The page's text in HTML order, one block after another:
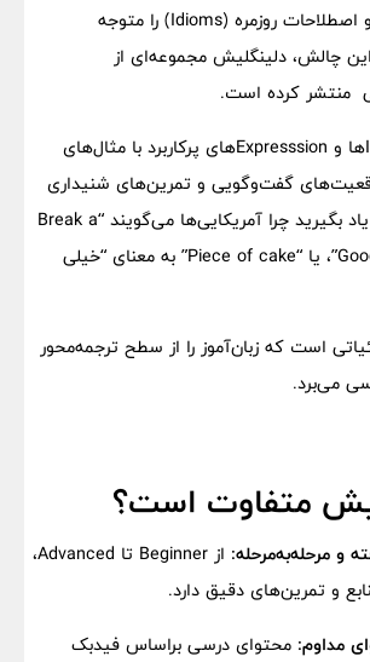
افراد بومی، جملات و اصطلاحات روزمره (Idioms) را متوجه
چالش، دلینگلیش مجموعه‌ای از
کرده است.
در این بخش، Idiomها و Expresssionهای پرکاربرد با مثال‌های
گفت‌وگویی و تمرین‌های شنیداری
همراه شده‌اند. مثلاً یاد بگیرید چرا آمریکایی‌ها می‌گویند “Break a
leg!” به‌جای “Good luck”، یا “Piece of cake” به معنای “خیلی
است که زبان‌آموز را از سطح ترجمه‌محور
می‌برد.
متفاوت است؟
و مرحله‌به‌مرحله:
از Beginner تا Advanced،
و تمرین‌های دقیق دارد.
مداوم: محتوای درسی براساس فیدبک